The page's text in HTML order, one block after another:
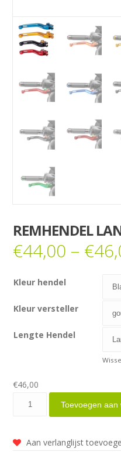
REMHENDEL
€44,00 – €
Kleur hendel
Kleur versteller
Lengte Hendel
€46,00
Remhendel
kort
Toevoegen aan
Aan verlanglijst